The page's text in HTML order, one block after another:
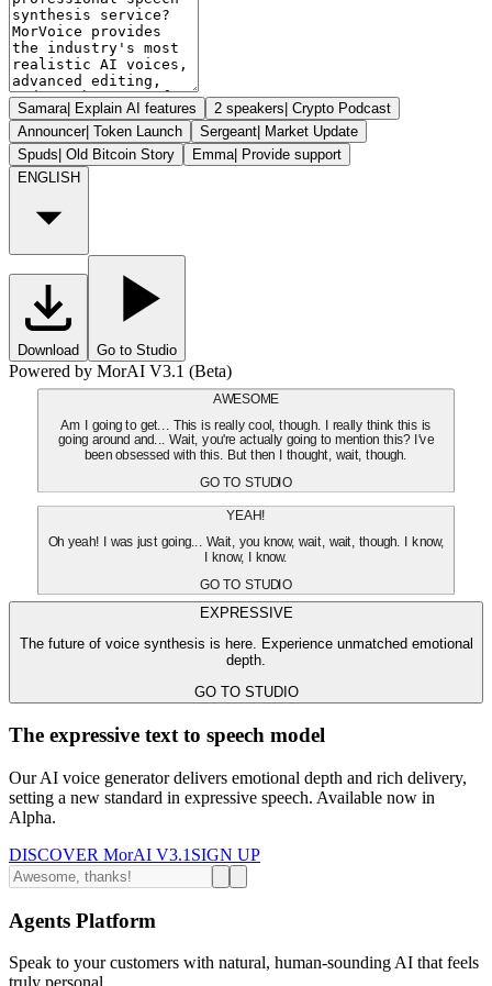
Samara| Explain AI features 2 speakers| Crypto Podcast
Announcer| Token Launch Sergeant| Market Update
Spuds| Old Bitcoin Story Emma| Provide support
ENGLISH
Download Go to Studio
Powered by MorAI V3.1 (Beta)
AWESOME
Am I going to get... This is really cool, though. I really think this is
going around and... Wait, you're actually going to mention this? I've
been obsessed with this. But then I thought, wait, though.
GO TO STUDIO
YEAH!
Oh yeah! I was just going... Wait, you know, wait, wait, though. I know,
I know, I know.
GO TO STUDIO
EXPRESSIVE
The future of voice synthesis is here. Experience unmatched emotional
depth.
GO TO STUDIO
The expressive text to speech model
Our AI voice generator delivers emotional depth and rich delivery,
setting a new standard in expressive speech. Available now in
Alpha.
DISCOVER MorAI V3.1 SIGN UP
Agents Platform
Speak to your customers with natural, human-sounding AI that feels